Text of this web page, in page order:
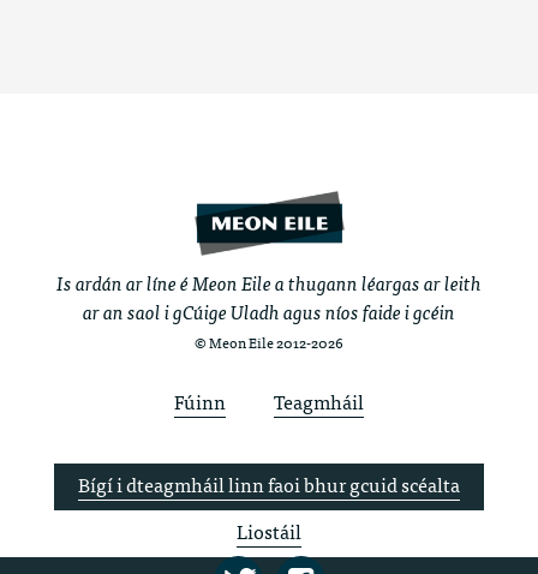
Is ardán ar líne é Meon Eile a thugann léargas ar leith
ar an saol i gCúige Uladh agus níos faide i gcéin
© Meon Eile 2012-2026
Fúinn Teagmháil
Bígí i dteagmháil linn faoi bhur gcuid scéalta
Liostáil